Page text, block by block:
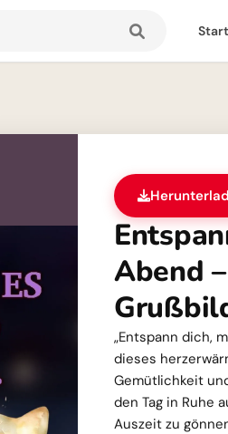
Abend
„Entspann dich,
dieses
Gemütlichkeit
den Tag in Ruhe
Auszeit zu